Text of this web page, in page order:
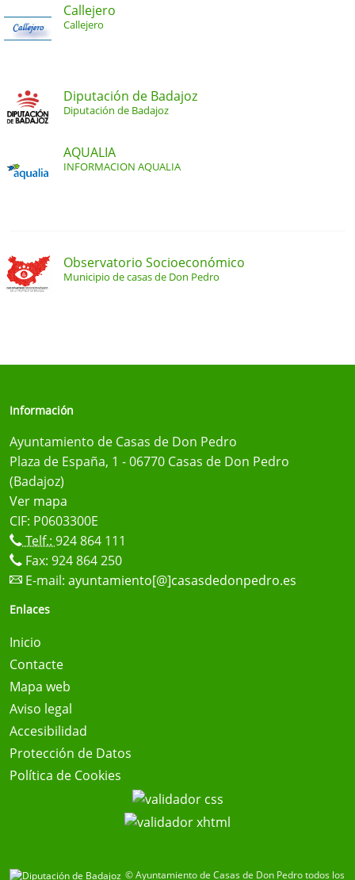
Callejero
Callejero
Diputación de Badajoz
Diputación de Badajoz
AQUALIA
INFORMACION AQUALIA
Observatorio Socioeconómico
Municipio de casas de Don Pedro
Información
Ayuntamiento de Casas de Don Pedro
Plaza de España, 1 - 06770 Casas de Don Pedro
(Badajoz)
Ver mapa
CIF: P0603300E
Telf.: 924 864 111
Fax: 924 864 250
E-mail: ayuntamiento[@]casasdedonpedro.es
Enlaces
Inicio
Contacte
Mapa web
Aviso legal
Accesibilidad
Protección de Datos
Política de Cookies
© Ayuntamiento de Casas de Don Pedro todos los